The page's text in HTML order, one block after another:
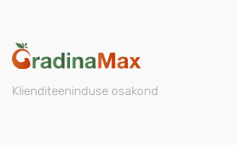
Klienditeeninduse osakond